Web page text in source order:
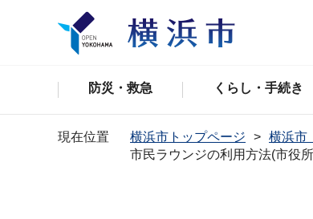
防災・救急 くらし・手続き
現在位置 横浜市トップページ 横浜市
市民ラウンジの利用方法(市役